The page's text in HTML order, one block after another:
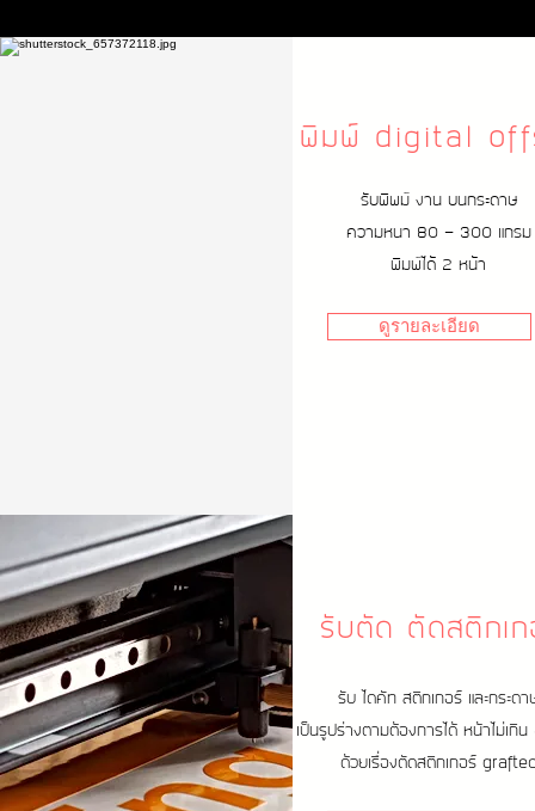
พิมพ์ digital
รับพิพม์ งาน บนกระดาษ
ความหนา 80 - 300 แกรม
พิมพ์ได้ 2 หน้า
ดูรายละเอียด
รับตัด ตัดสติกเก
รับ ไดคัท สติกเกอร์ และกระดา
เป็นรูปร่างตามต้องการได้ หน้าไม่เกิ
ด้วยเรื่องตัดสติกเกอร์ graftec